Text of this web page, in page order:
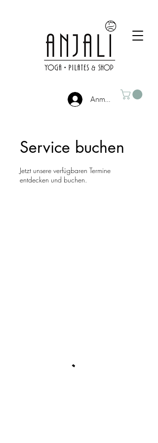
Anmelden
Service buchen
Jetzt unsere verfügbaren Termine
entdecken und buchen.